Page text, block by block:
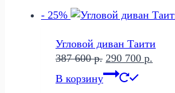
- 25%
Угловой диван Таити
387 600р. Первоначальная
цена
составляла
290 700 р.
В корзину